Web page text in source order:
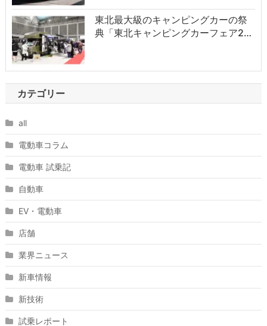
東北最大級のキャンピングカーの祭
典「東北キャンピングカーフェア2…
カテゴリー
all
電動車コラム
電動車 試乗記
自動車
EV・電動車
店舗
業界ニュース
新車情報
新技術
試乗レポート